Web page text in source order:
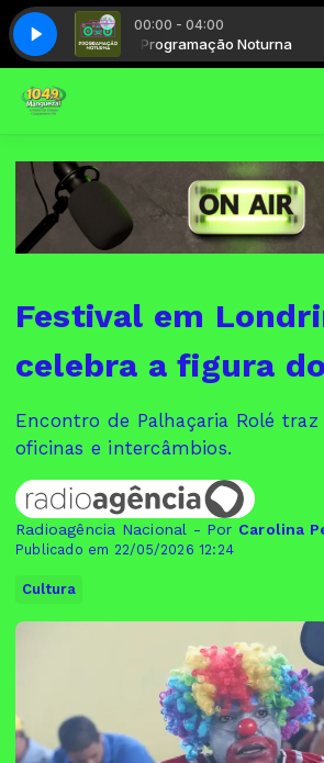
00:00 - 04:00
Programação Noturna
Festival em
celebra a figura
Encontro de Palhaçaria Rolé traz
oficinas e intercâmbios.
Radioagência Nacional - Por Carolina
Publicado em 22/05/2026 12:24
Cultura